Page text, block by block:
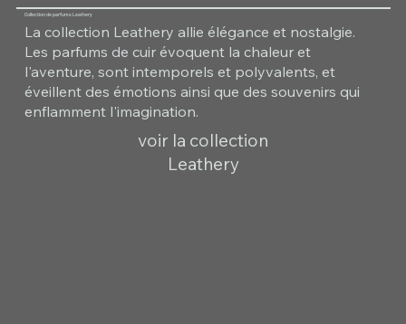
Collection de parfums Leathery
La collection Leathery allie élégance et nostalgie.
Les parfums de cuir évoquent la chaleur et
l'aventure, sont intemporels et polyvalents, et
éveillent des émotions ainsi que des souvenirs qui
enflamment l'imagination.
voir la collection
Leathery